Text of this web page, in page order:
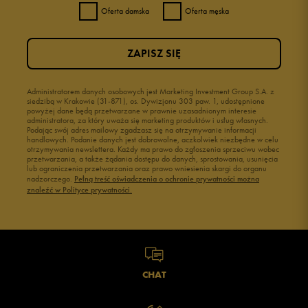
Oferta damska Oferta męska
Administratorem danych osobowych jest Marketing Investment Group S.A. z
siedzibą w Krakowie (31-871), os. Dywizjonu 303 paw. 1, udostępnione
powyżej dane będą przetwarzane w prawnie uzasadnionym interesie
administratora, za który uważa się marketing produktów i usług własnych.
Podając swój adres mailowy zgadzasz się na otrzymywanie informacji
handlowych. Podanie danych jest dobrowolne, aczkolwiek niezbędne w celu
otrzymywania newslettera. Każdy ma prawo do zgłoszenia sprzeciwu wobec
przetwarzania, a także żądania dostępu do danych, sprostowania, usunięcia
lub ograniczenia przetwarzania oraz prawo wniesienia skargi do organu
nadzorczego. Pełną treść oświadczenia o ochronie prywatności można
znaleźć w Polityce prywatności.
ZAPISZ SIĘ
CHAT